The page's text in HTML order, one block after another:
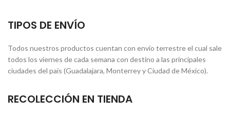
TIPOS DE ENVÍO
Todos nuestros productos cuentan con envío terrestre el cual sale
todos los viernes de cada semana con destino a las principales
ciudades del país (Guadalajara, Monterrey y Ciudad de México).
RECOLECCIÓN EN TIENDA